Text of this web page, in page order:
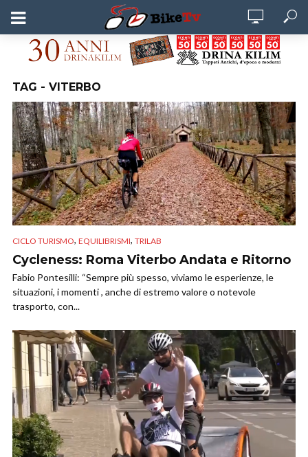
TAG - VITERBO
CICLO TURISMO, EQUILIBRISMI, TRILAB
Cycleness: Roma Viterbo Andata e Ritorno
Fabio Pontesilli: “Sempre più spesso, viviamo le esperienze, le
situazioni, i momenti , anche di estremo valore o notevole
trasporto, con...